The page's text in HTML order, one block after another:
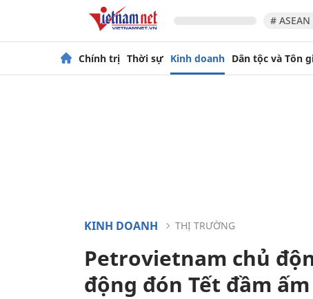
#
Chính trị Thời sự Kinh doanh Dân tộc và Tôn
KINH DOANH THỊ TRƯỜNG
Petrovietnam chủ
động đón Tết đầm ấm